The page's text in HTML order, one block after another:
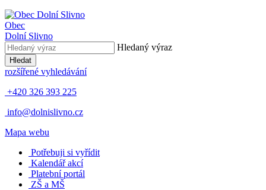
Obec
Dolní Slivno
Hledaný výraz
Hledat
rozšířené vyhledávání
+420 326 393 225
info@dolnislivno.cz
Mapa webu
Potřebuji si vyřídit
Kalendář akcí
Platební portál
ZŠ a MŠ